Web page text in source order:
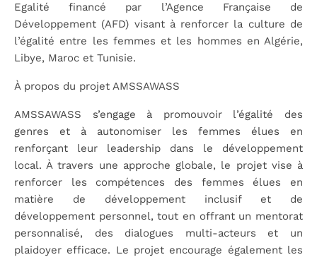
Egalité financé par l’Agence Française de
Développement (AFD) visant à renforcer la culture de
l’égalité entre les femmes et les hommes en Algérie,
Libye, Maroc et Tunisie.
À propos du projet AMSSAWASS
AMSSAWASS s’engage à promouvoir l’égalité des
genres et à autonomiser les femmes élues en
renforçant leur leadership dans le développement
local. À travers une approche globale, le projet vise à
renforcer les compétences des femmes élues en
matière de développement inclusif et de
développement personnel, tout en offrant un mentorat
personnalisé, des dialogues multi-acteurs et un
plaidoyer efficace. Le projet encourage également les